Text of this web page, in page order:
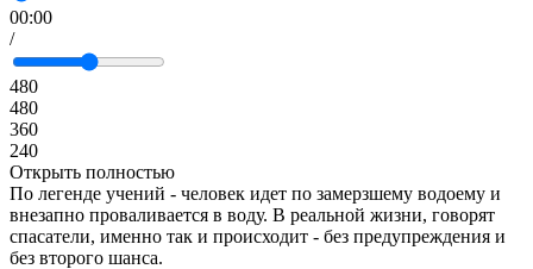
00:00
/
480
480
360
240
Открыть полностью
По легенде учений - человек идет по замерзшему водоему и
внезапно проваливается в воду. В реальной жизни, говорят
спасатели, именно так и происходит - без предупреждения и
без второго шанса.